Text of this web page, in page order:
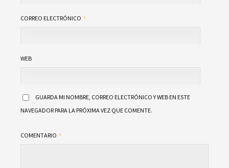
CORREO ELECTRÓNICO
WEB
GUARDA MI NOMBRE, CORREO ELECTRÓNICO Y WEB EN ESTE
NAVEGADOR PARA LA PRÓXIMA VEZ QUE COMENTE.
COMENTARIO